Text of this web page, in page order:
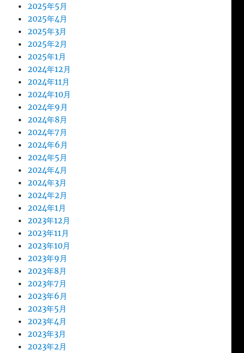
2025年5月
2025年4月
2025年3月
2025年2月
2025年1月
2024年12月
2024年11月
2024年10月
2024年9月
2024年8月
2024年7月
2024年6月
2024年5月
2024年4月
2024年3月
2024年2月
2024年1月
2023年12月
2023年11月
2023年10月
2023年9月
2023年8月
2023年7月
2023年6月
2023年5月
2023年4月
2023年3月
2023年2月